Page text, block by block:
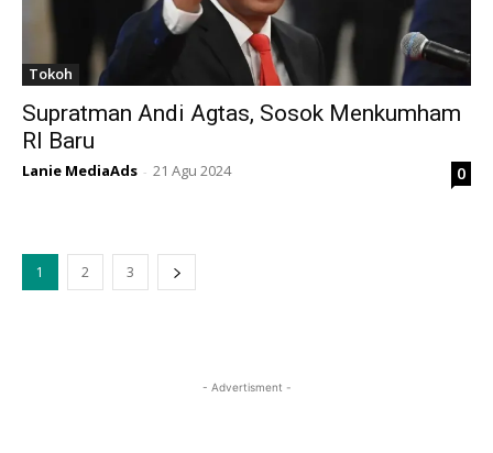
Tokoh
Supratman Andi Agtas, Sosok Menkumham
RI Baru
Lanie MediaAds - 21 Agu 2024 0
1 2 3
- Advertisment -